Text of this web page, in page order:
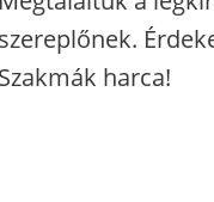
harca!